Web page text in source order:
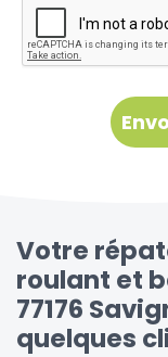
Votre
roulant et
77176
quelques